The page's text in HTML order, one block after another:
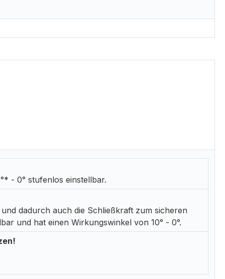
- 0° stufenlos einstellbar.
dadurch auch die Schließkraft zum sicheren
und hat einen Wirkungswinkel von 10° - 0°.